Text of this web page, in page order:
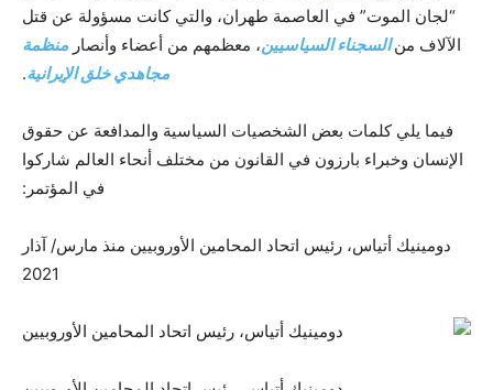
“لجان الموت” في العاصمة طهران، والتي كانت مسؤولة عن قتل
الآلاف منالسجناء السياسيين، معظمهم من أعضاء وأنصار منظمة
مجاهدي خلق الإيرانية.
فيما يلي كلمات بعض الشخصيات السياسية والمدافعة عن حقوق
الإنسان وخبراء بارزون في القانون من مختلف أنحاء العالم شاركوا
في المؤتمر:
دومينيك أتياس، رئيس اتحاد المحامين الأوروبيين منذ مارس/ آذار
2021